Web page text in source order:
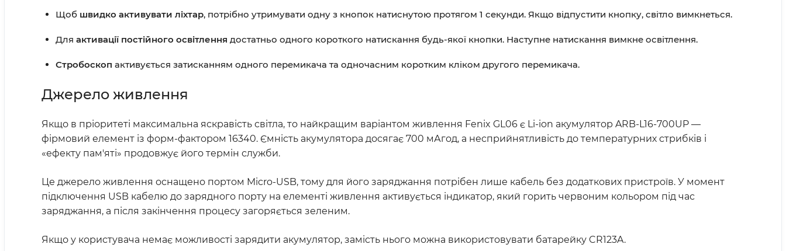
Щоб швидко активувати ліхтар, потрібно утримувати одну з кнопок натиснутою протягом 1 секунди. Якщо відпустити кнопку, світло вимкнеться.
Для активації постійного освітлення достатньо одного короткого натискання будь-якої кнопки. Наступне натискання вимкне освітлення.
Стробоскоп активується затисканням одного перемикача та одночасним коротким кліком другого перемикача.
Джерело живлення
Якщо в пріоритеті максимальна яскравість світла, то найкращим варіантом живлення Fenix GL06 є Li-ion акумулятор ARB-L16-700UP —
фірмовий елемент із форм-фактором 16340. Ємність акумулятора досягає 700 мАгод, а несприйнятливість до температурних стрибків і
«ефекту пам'яті» продовжує його термін служби.
Це джерело живлення оснащено портом Micro-USB, тому для його заряджання потрібен лише кабель без додаткових пристроїв. У момент
підключення USB кабелю до зарядного порту на елементі живлення активується індикатор, який горить червоним кольором під час
заряджання, а після закінчення процесу загоряється зеленим.
Якщо у користувача немає можливості зарядити акумулятор, замість нього можна використовувати батарейку CR123A.